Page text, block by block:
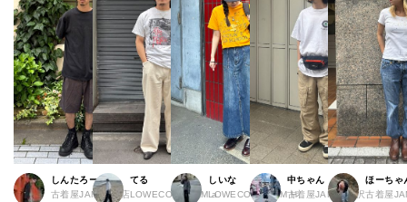
しんたろー
古着屋JAM 仙台店
てる
LOWECO by JAM a
しいな
LOWECO by JAM H
中ちゃん
古着屋JAM 下北沢
ほーちゃ
古着屋